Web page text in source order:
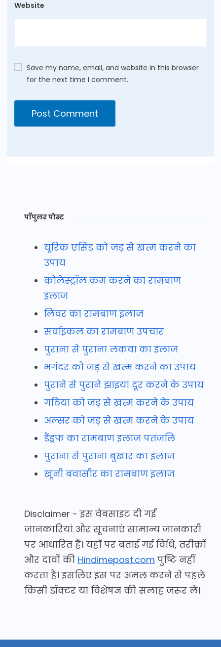
Website
Save my name, email, and website in this browser
for the next time I comment.
पॉपुलर पोस्ट
यूरिक एसिड को जड़ से खत्म करने का
उपाय
कोलेस्ट्रॉल कम करने का रामबाण
इलाज
लिवर का रामबाण इलाज
सर्वाइकल का रामबाण उपचार
पुराना से पुराना लकवा का इलाज
भगंदर को जड़ से खत्म करने का उपाय
पुराने से पुराने झाइयां दूर करने के उपाय
गठिया को जड़ से खत्म करने के उपाय
अल्सर को जड़ से खत्म करने के उपाय
डैंड्रफ का रामबाण इलाज पतंजलि
पुराना से पुराना बुखार का इलाज
खूनी बवासीर का रामबाण इलाज
Disclaimer - इस वेबसाइट दी गई
जानकारियां और सूचनाएं सामान्य जानकारी
पर आधारित हैं। यहाँ पर बताई गई विधि, तरीक़ों
और दावों की Hindimepost.com पुष्टि नहीं
करता है। इसलिए इस पर अमल करने से पहले
किसी डॉक्टर या विशेषज्ञ की सलाह जरूर लें।